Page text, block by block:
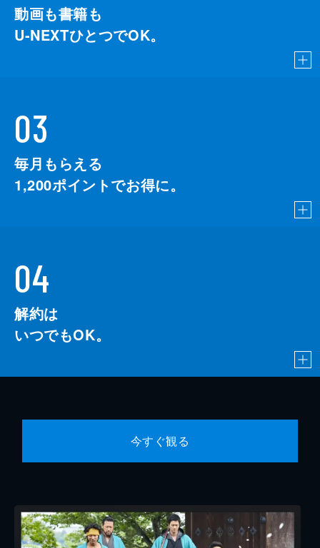
動画も書籍も
U-NEXTひとつでOK。
03
毎月もらえる
1,200ポイントでお得に。
04
解約は
いつでもOK。
今すぐ観る